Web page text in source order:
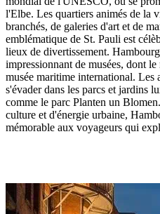
l'Elbe. Les quartiers animés de la
branchés, de galeries d'art et de
emblématique de St. Pauli est
lieux de divertissement.
impressionnant de musées, dont
musée maritime international. Les
s'évader dans les parcs et jardins
comme le parc Planten un
culture et d'énergie urbaine,
mémorable aux voyageurs qui